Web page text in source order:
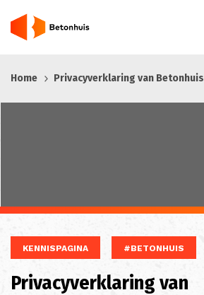
enHome Privacyverklaring van Betonhuis
KENNISPAGINA #BETONHUIS
Privacyverklaring van